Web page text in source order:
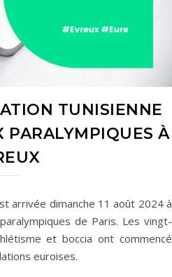
TUNISIENNE
PARALYMPIQUES À
arrivée dimanche 11 août 2024 à
de Paris. Les vingt-
et boccia ont commencé
euroises.